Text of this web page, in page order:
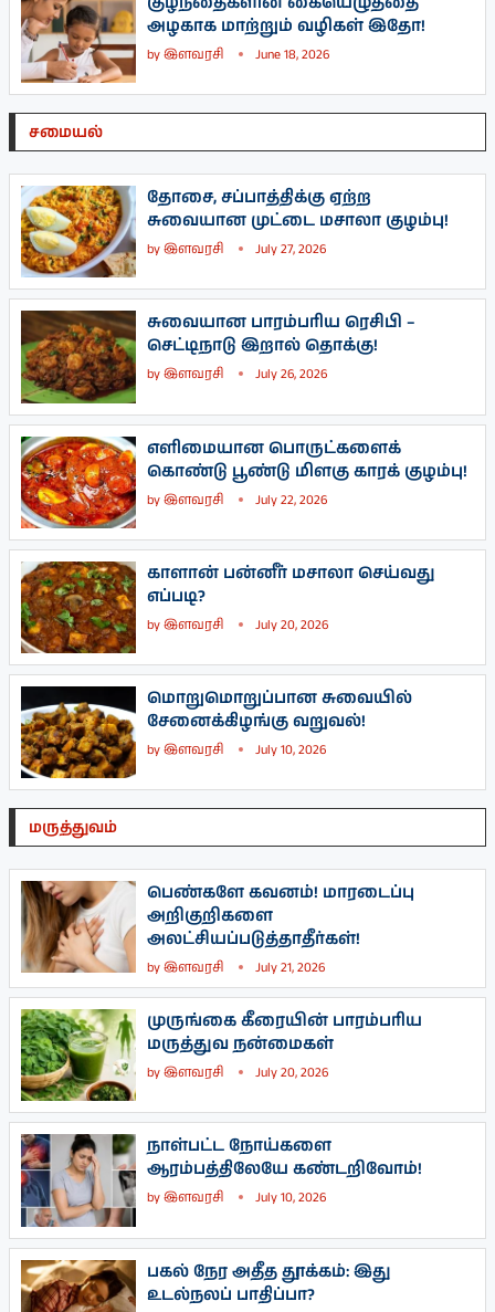
அழகாக மாற்றும் வழிகள் இதோ!
byஇளவரசி June 18, 2026
சமையல்
தோசை, சப்பாத்திக்கு ஏற்ற
சுவையான முட்டை மசாலா குழம்பு!
byஇளவரசி July 27, 2026
சுவையான பாரம்பரிய ரெசிபி –
செட்டிநாடு இறால் தொக்கு!
byஇளவரசி July 26, 2026
எளிமையான பொருட்களைக்
கொண்டு பூண்டு மிளகு காரக் குழம்பு!
byஇளவரசி July 22, 2026
காளான் பன்னீர் மசாலா செய்வது
எப்படி?
byஇளவரசி July 20, 2026
மொறுமொறுப்பான சுவையில்
சேனைக்கிழங்கு வறுவல்!
byஇளவரசி July 10, 2026
மருத்துவம்
பெண்களே கவனம்! மாரடைப்பு
அறிகுறிகளை
அலட்சியப்படுத்தாதீர்கள்!
byஇளவரசி July 21, 2026
முருங்கை கீரையின் பாரம்பரிய
மருத்துவ நன்மைகள்
byஇளவரசி July 20, 2026
நாள்பட்ட நோய்களை
ஆரம்பத்திலேயே கண்டறிவோம்!
byஇளவரசி July 10, 2026
பகல் நேர அதீத தூக்கம்: இது
உடல்நலப் பாதிப்பா?